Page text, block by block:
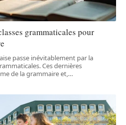
grammaticales pour
passe inévitablement par la
Ces dernières
de la grammaire et,…